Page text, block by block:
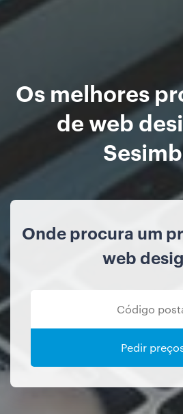
Os melhores
de web
Onde procura um
web
Pedir